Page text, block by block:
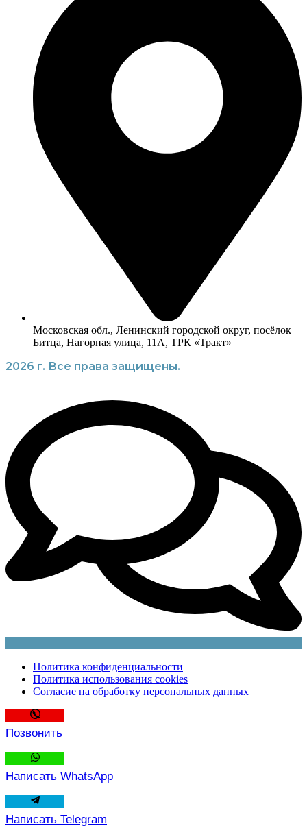
Московская обл., Ленинский городской округ, посёлок
Битца, Нагорная улица, 11А, ТРК «Тракт»
2026 г. Все права защищены.
Политика конфиденциальности
Политика использования cookies
Согласие на обработку персональных данных
Позвонить
Написать WhatsApp
Написать Telegram